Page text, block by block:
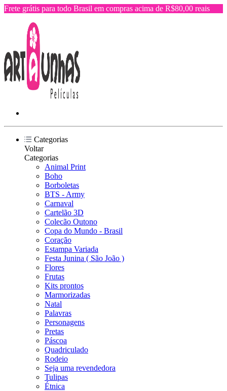
Frete grátis para todo Brasil em compras acima de R$80,00 reais
Categorias
Voltar
Categorias
Animal Print
Boho
Borboletas
BTS - Army
Carnaval
Cartelão 3D
Colecão Outono
Copa do Mundo - Brasil
Coração
Estampa Variada
Festa Junina ( São João )
Flores
Frutas
Kits prontos
Marmorizadas
Natal
Palavras
Personagens
Pretas
Páscoa
Quadriculado
Rodeio
Seja uma revendedora
Tulipas
Étnica